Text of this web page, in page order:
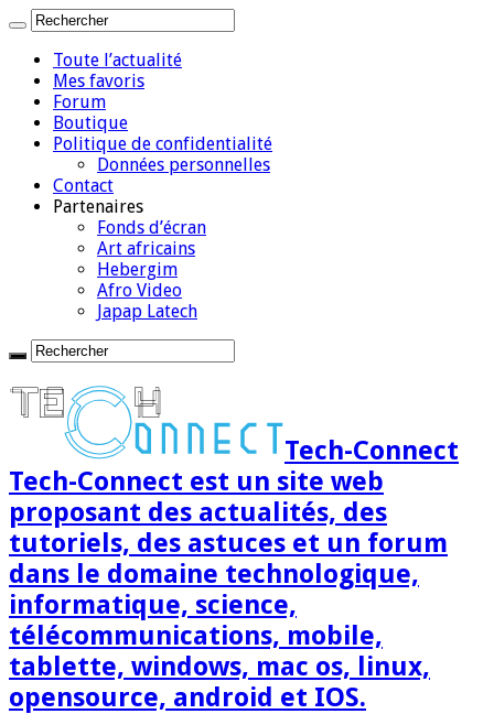
Toute l’actualité
Mes favoris
Forum
Boutique
Politique de confidentialité
Données personnelles
Contact
Partenaires
Fonds d’écran
Art africains
Hebergim
Afro Video
Japap Latech
Tech-Connect
Tech-Connect est un site web
proposant des actualités, des
tutoriels, des astuces et un forum
dans le domaine technologique,
informatique, science,
télécommunications, mobile,
tablette, windows, mac os, linux,
opensource, android et IOS.